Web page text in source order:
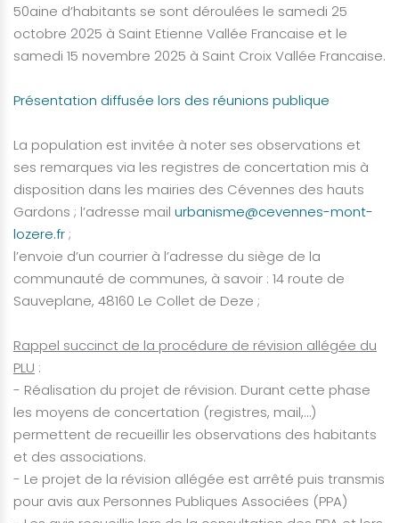
50aine d’habitants se sont déroulées le samedi 25
octobre 2025 à Saint Etienne Vallée Francaise et le
samedi 15 novembre 2025 à Saint Croix Vallée Francaise.
Présentation diffusée lors des réunions publique
La population est invitée à noter ses observations et
ses remarques via les registres de concertation mis à
disposition dans les mairies des Cévennes des hauts
Gardons ; l’adresse mail urbanisme@cevennes-mont-
lozere.fr;
l’envoie d’un courrier à l’adresse du siège de la
communauté de communes, à savoir : 14 route de
Sauveplane, 48160 Le Collet de Deze ;
Rappel succinct de la procédure de révision allégée du
PLU :
- Réalisation du projet de révision. Durant cette phase
les moyens de concertation (registres, mail,…)
permettent de recueillir les observations des habitants
et des associations.
- Le projet de la révision allégée est arrêté puis transmis
pour avis aux Personnes Publiques Associées (PPA)